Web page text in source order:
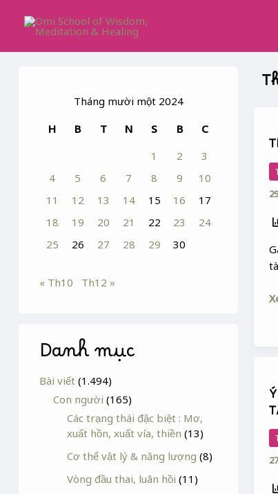
Tháng mười một 2024
H
B T N S B
C
1
2
3
4
5 6 7 8 9
10
11
12 13 14 15 16
17
18
19 20 21 22 23
24
25
26 27 28 29 30
« Th10 Th12 »
Danh mục
Bài viết (1.494)
Con người (165)
Các trạng thái đặc biệt : Mơ,
xuất hồn, xuất vía, thiền (13)
Cơ thể vật lý & năng lượng (8)
Vòng đầu thai, luân hồi (11)
: